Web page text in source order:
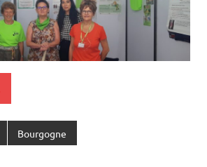
Bourgogne